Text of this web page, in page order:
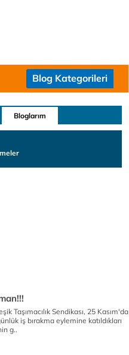
Blog Kategorileri
Bloglarım
Taşımacılık Sendikası, 25 Kasım'da
iş bırakma eylemine katıldıkları
g..